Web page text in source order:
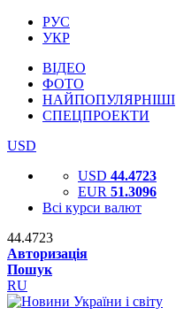
РУС
УКР
ВІДЕО
ФОТО
НАЙПОПУЛЯРНІШІ
СПЕЦПРОЕКТИ
USD
USD 44.4723
EUR 51.3096
Всі курси валют
44.4723
Авторизація
Пошук
RU